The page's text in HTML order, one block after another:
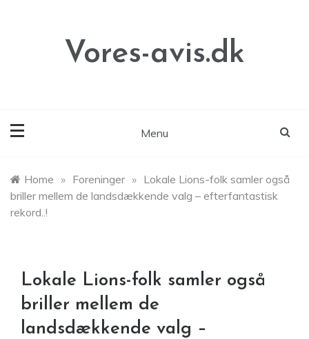
Vores-avis.dk
Menu
Home » Foreninger » Lokale Lions-folk samler også
briller mellem de landsdækkende valg – efterfantastisk
rekord..!
Lokale Lions-folk samler også
briller mellem de
landsdækkende valg –